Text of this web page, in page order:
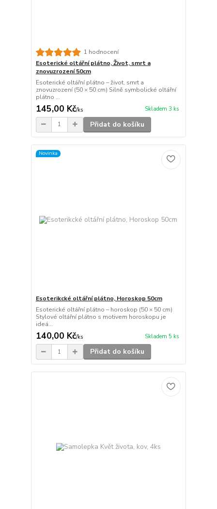
1 hodnocení
Esoterické oltářní plátno, Život, smrt a
znovuzrození 50cm
Esoterické oltářní plátno – život, smrt a
znovuzrození (50 × 50 cm) Silně symbolické oltářní
plátno ...
145,00 Kč/ks Skladem 3 ks
Přidat do košíku
Novinka
Esoterikcké oltářní plátno, Horoskop 50cm
Esoterické oltářní plátno – horoskop (50 × 50 cm)
Stylové oltářní plátno s motivem horoskopu je
ideá...
140,00 Kč/ks Skladem 5 ks
Přidat do košíku